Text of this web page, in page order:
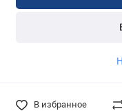
В избранное